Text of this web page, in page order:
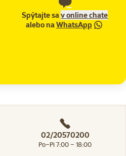
Spýtajte sav online chate
alebo naWhatsApp
02/20570200
Po–Pi 7:00 – 18:00